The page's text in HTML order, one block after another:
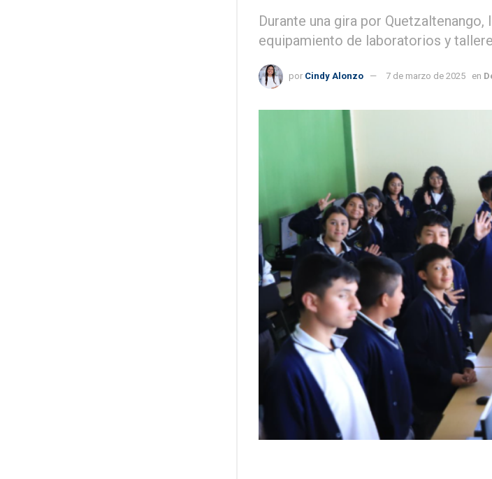
Durante una gira por
equipamiento de laboratorios y
por Cindy Alonzo 7 de marzo de 2025 en